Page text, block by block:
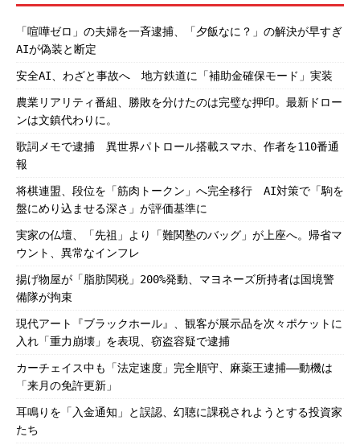
「喧嘩ゼロ」の夫婦を一斉逮捕、「夕飯なに？」の解決が早すぎ
AIが偽装と断定
安全AI、わざと事故へ 地方鉄道に「補助金確保モード」実装
農業リアリティ番組、勝敗を分けたのは完璧な押印。最新ドロー
ンは文鎮代わりに。
歌詞メモで逮捕 異世界パトロール搭載スマホ、作者を110番通
報
将棋連盟、段位を「筋肉トークン」へ完全移行 AI対策で「駒を
盤にめり込ませる深さ」が評価基準に
実家の仏壇、「先祖」より「難関塾のバッグ」が上座へ。帰省マ
ウント、異常なインフレ
揚げ物屋が「脂肪関税」200%発動、マヨネーズ所持者は国境警
備隊が拘束
現代アート『ブラックホール』、観客が展示品を次々ポケットに
入れ「重力崩壊」を表現、窃盗容疑で逮捕
カーチェイス中も「法定速度」完全順守、麻薬王逮捕――動機は
「来月の免許更新」
耳鳴りを「入金通知」と誤認、幻聴に課税されようとする投資家
たち